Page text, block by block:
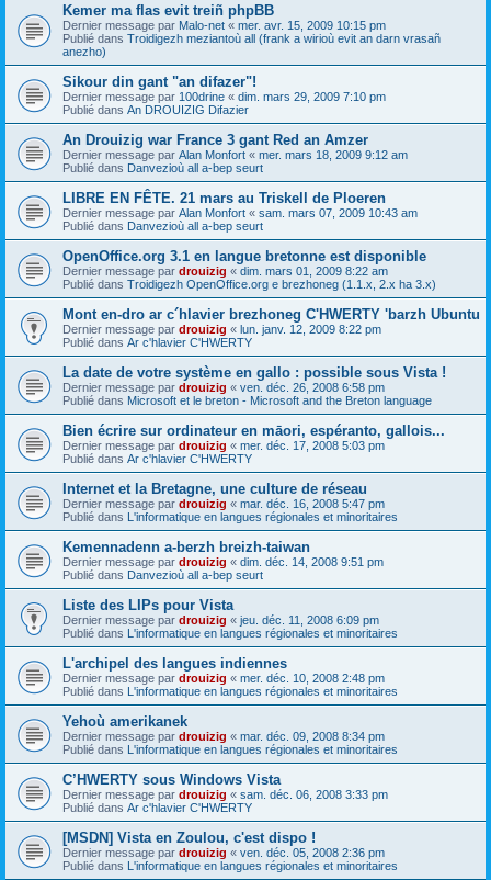
Kemer ma flas evit treiñ phpBB
Dernier message par Malo-net « mer. avr. 15, 2009 10:15 pm
Publié dans Troidigezh meziantoù all (frank a wirioù evit an darn vrasañ
anezho)
Sikour din gant "an difazer"!
Dernier message par 100drine « dim. mars 29, 2009 7:10 pm
Publié dans An DROUIZIG Difazier
An Drouizig war France 3 gant Red an Amzer
Dernier message par Alan Monfort « mer. mars 18, 2009 9:12 am
Publié dans Danvezioù all a-bep seurt
LIBRE EN FÊTE. 21 mars au Triskell de Ploeren
Dernier message par Alan Monfort « sam. mars 07, 2009 10:43 am
Publié dans Danvezioù all a-bep seurt
OpenOffice.org 3.1 en langue bretonne est disponible
Dernier message par drouizig « dim. mars 01, 2009 8:22 am
Publié dans Troidigezh OpenOffice.org e brezhoneg (1.1.x, 2.x ha 3.x)
Mont en-dro ar c´hlavier brezhoneg C'HWERTY 'barzh Ubuntu
Dernier message par drouizig « lun. janv. 12, 2009 8:22 pm
Publié dans Ar c'hlavier C'HWERTY
La date de votre système en gallo : possible sous Vista !
Dernier message par drouizig « ven. déc. 26, 2008 6:58 pm
Publié dans Microsoft et le breton - Microsoft and the Breton language
Bien écrire sur ordinateur en māori, espéranto, gallois...
Dernier message par drouizig « mer. déc. 17, 2008 5:03 pm
Publié dans Ar c'hlavier C'HWERTY
Internet et la Bretagne, une culture de réseau
Dernier message par drouizig « mar. déc. 16, 2008 5:47 pm
Publié dans L'informatique en langues régionales et minoritaires
Kemennadenn a-berzh breizh-taiwan
Dernier message par drouizig « dim. déc. 14, 2008 9:51 pm
Publié dans Danvezioù all a-bep seurt
Liste des LIPs pour Vista
Dernier message par drouizig « jeu. déc. 11, 2008 6:09 pm
Publié dans L'informatique en langues régionales et minoritaires
L'archipel des langues indiennes
Dernier message par drouizig « mer. déc. 10, 2008 2:48 pm
Publié dans L'informatique en langues régionales et minoritaires
Yehoù amerikanek
Dernier message par drouizig « mar. déc. 09, 2008 8:34 pm
Publié dans L'informatique en langues régionales et minoritaires
C’HWERTY sous Windows Vista
Dernier message par drouizig « sam. déc. 06, 2008 3:33 pm
Publié dans Ar c'hlavier C'HWERTY
[MSDN] Vista en Zoulou, c'est dispo !
Dernier message par drouizig « ven. déc. 05, 2008 2:36 pm
Publié dans L'informatique en langues régionales et minoritaires